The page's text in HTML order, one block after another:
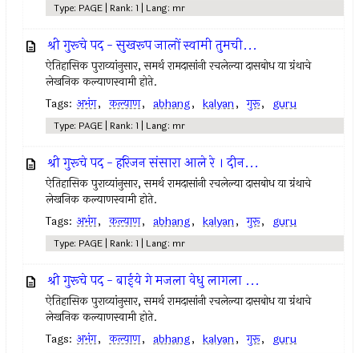
Type: PAGE | Rank: 1 | Lang: mr
श्री गुरूचे पद - सुखरूप जालों स्वामी तुमची...
ऐतिहासिक पुराव्यांनुसार, समर्थ रामदासांनी रचलेल्या दासबोध या ग्रंथाचे
लेखनिक कल्याणस्वामी होते.
Tags: अभंग, कल्याण, abhang, kalyan, गुरू, guru
Type: PAGE | Rank: 1 | Lang: mr
श्री गुरूचे पद - हरिजन संसारा आले रे । दीन...
ऐतिहासिक पुराव्यांनुसार, समर्थ रामदासांनी रचलेल्या दासबोध या ग्रंथाचे
लेखनिक कल्याणस्वामी होते.
Tags: अभंग, कल्याण, abhang, kalyan, गुरू, guru
Type: PAGE | Rank: 1 | Lang: mr
श्री गुरूचे पद - बाईये गे मजला वेधु लागला ...
ऐतिहासिक पुराव्यांनुसार, समर्थ रामदासांनी रचलेल्या दासबोध या ग्रंथाचे
लेखनिक कल्याणस्वामी होते.
Tags: अभंग, कल्याण, abhang, kalyan, गुरू, guru